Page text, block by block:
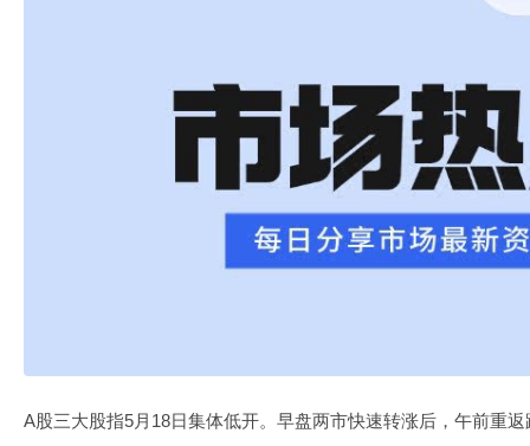
A股三大股指5月18日集体低开。早盘两市快速转涨后，午前重